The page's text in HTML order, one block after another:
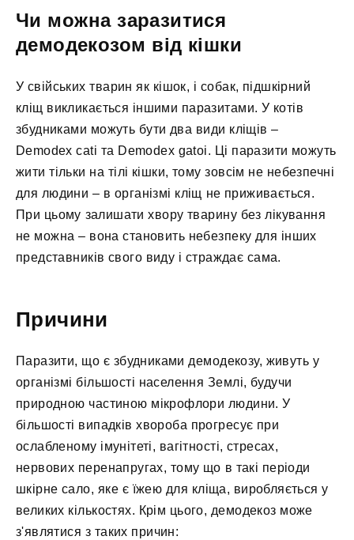
Чи можна заразитися
демодекозом від кішки
У свійських тварин як кішок, і собак, підшкірний
кліщ викликається іншими паразитами. У котів
збудниками можуть бути два види кліщів –
Demodex cati та Demodex gatoi. Ці паразити можуть
жити тільки на тілі кішки, тому зовсім не небезпечні
для людини – в організмі кліщ не приживається.
При цьому залишати хвору тварину без лікування
не можна – вона становить небезпеку для інших
представників свого виду і страждає сама.
Причини
Паразити, що є збудниками демодекозу, живуть у
організмі більшості населення Землі, будучи
природною частиною мікрофлори людини. У
більшості випадків хвороба прогресує при
ослабленому імунітеті, вагітності, стресах,
нервових перенапругах, тому що в такі періоди
шкірне сало, яке є їжею для кліща, виробляється у
великих кількостях. Крім цього, демодекоз може
з'являтися з таких причин: